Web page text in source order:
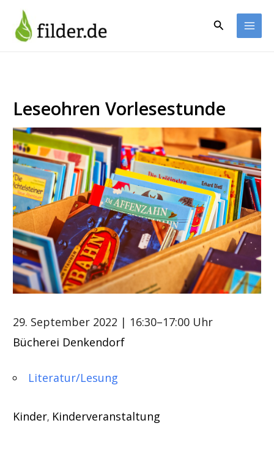
Inhalt
springen
Suchen
Leseohren Vorlesestunde
29. September 2022 | 16:30–17:00 Uhr
Bücherei Denkendorf
Literatur/Lesung
Kinder, Kinderveranstaltung